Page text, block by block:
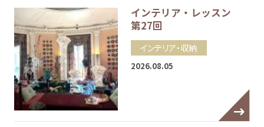
インテリア・レッスン
第27回
インテリア・収納
2026.08.05